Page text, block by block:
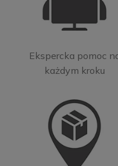
Ekspercka pomoc
każdym kroku